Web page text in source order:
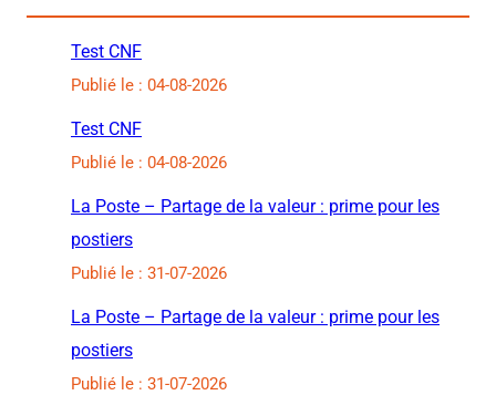
Test CNF
Publié le : 04-08-2026
Test CNF
Publié le : 04-08-2026
La Poste – Partage de la valeur : prime pour les
postiers
Publié le : 31-07-2026
La Poste – Partage de la valeur : prime pour les
postiers
Publié le : 31-07-2026